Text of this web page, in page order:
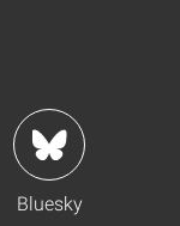
Bluesky